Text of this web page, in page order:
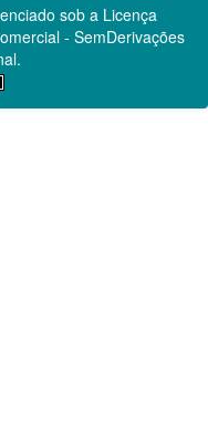
sob a Licença
- SemDerivações